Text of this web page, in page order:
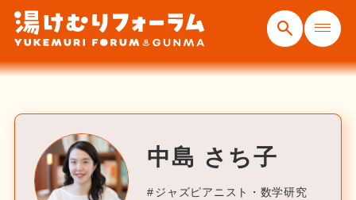
中島 さち子
ジャズピアニスト・数学研究